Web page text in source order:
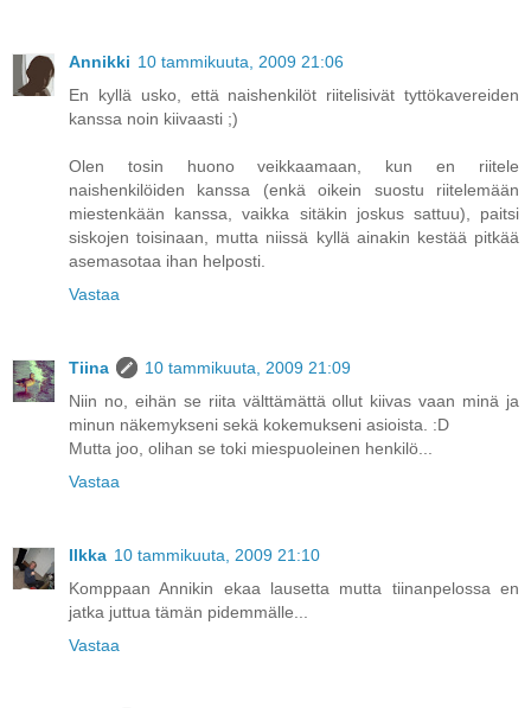
Annikki 10 tammikuuta, 2009 21:06
En kyllä usko, että naishenkilöt riitelisivät tyttökavereiden
kanssa noin kiivaasti ;)
Olen tosin huono veikkaamaan, kun en riitele
naishenkilöiden kanssa (enkä oikein suostu riitelemään
miestenkään kanssa, vaikka sitäkin joskus sattuu), paitsi
siskojen toisinaan, mutta niissä kyllä ainakin kestää pitkää
asemasotaa ihan helposti.
Vastaa
Tiina
10 tammikuuta, 2009 21:09
Niin no, eihän se riita välttämättä ollut kiivas vaan minä ja
minun näkemykseni sekä kokemukseni asioista. :D
Mutta joo, olihan se toki miespuoleinen henkilö...
Vastaa
Ilkka 10 tammikuuta, 2009 21:10
Komppaan Annikin ekaa lausetta mutta tiinanpelossa en
jatka juttua tämän pidemmälle...
Vastaa